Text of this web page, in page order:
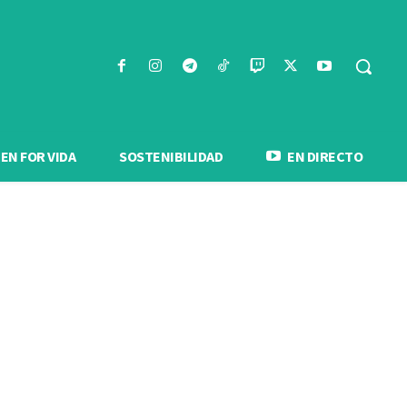
FOR VIDA SOSTENIBILIDAD EN DIRECTO